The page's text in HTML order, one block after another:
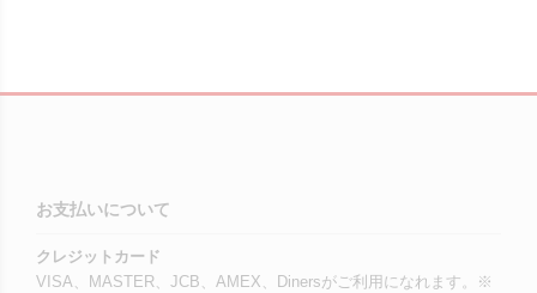
お支払いについて
クレジットカード
VISA、MASTER、JCB、AMEX、Dinersがご利用になれます。※